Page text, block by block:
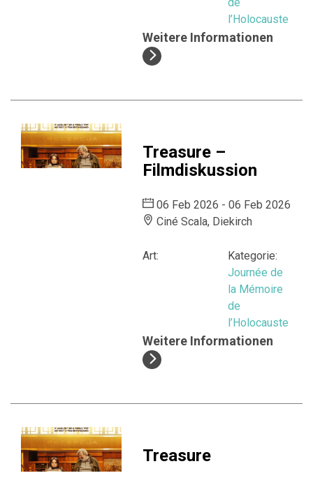
l’Holocauste
Weitere Informationen
Treasure –
Filmdiskussion
06 Feb 2026 - 06 Feb 2026
Ciné Scala, Diekirch
Art:
Kategorie:
Journée de
la Mémoire
de
l’Holocauste
Weitere Informationen
Treasure